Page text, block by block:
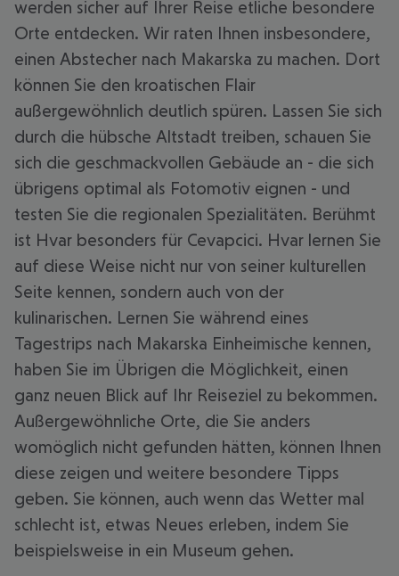
werden sicher auf Ihrer Reise etliche besondere
Orte entdecken. Wir raten Ihnen insbesondere,
einen Abstecher nach Makarska zu machen. Dort
können Sie den kroatischen Flair
außergewöhnlich deutlich spüren. Lassen Sie sich
durch die hübsche Altstadt treiben, schauen Sie
sich die geschmackvollen Gebäude an - die sich
übrigens optimal als Fotomotiv eignen - und
testen Sie die regionalen Spezialitäten. Berühmt
ist Hvar besonders für Cevapcici. Hvar lernen Sie
auf diese Weise nicht nur von seiner kulturellen
Seite kennen, sondern auch von der
kulinarischen. Lernen Sie während eines
Tagestrips nach Makarska Einheimische kennen,
haben Sie im Übrigen die Möglichkeit, einen
ganz neuen Blick auf Ihr Reiseziel zu bekommen.
Außergewöhnliche Orte, die Sie anders
womöglich nicht gefunden hätten, können Ihnen
diese zeigen und weitere besondere Tipps
geben. Sie können, auch wenn das Wetter mal
schlecht ist, etwas Neues erleben, indem Sie
beispielsweise in ein Museum gehen.